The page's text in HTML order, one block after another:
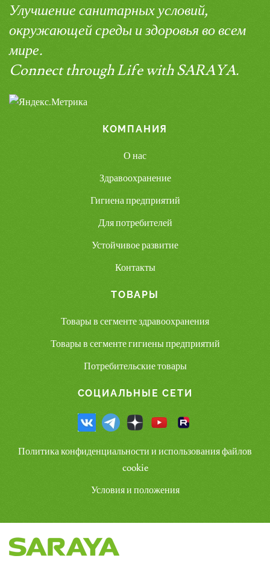
Улучшение санитарных условий,
окружающей среды и здоровья во всем
мире.
Connect through Life with SARAYA.
КОМПАНИЯ
О нас
Здравоохранение
Гигиена предприятий
Для потребителей
Устойчивое развитие
Контакты
ТОВАРЫ
Товары в сегменте здравоохранения
Товары в сегменте гигиены предприятий
Потребительские товары
СОЦИАЛЬНЫЕ СЕТИ
Политика конфиденциальности и использования файлов
cookie
Условия и положения